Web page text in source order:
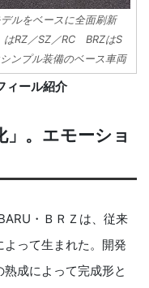
ルをベースに全面刷新
はRZ／SZ／RC BRZはS
ンプル装備のベース車両
ィール紹介
」。エモーショ
・ＢＲＺは、従来
って生まれた。開発
成によって完成形と